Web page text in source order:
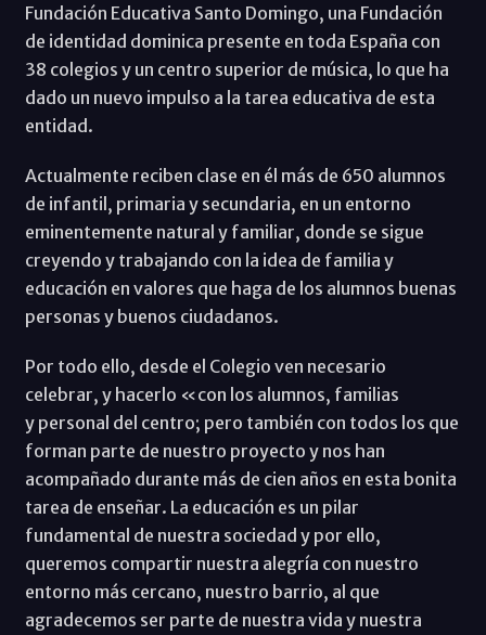
Fundación Educativa Santo Domingo, una Fundación
de identidad dominica presente en toda España con
38 colegios y un centro superior de música, lo que ha
dado un nuevo impulso a la tarea educativa de esta
entidad.
Actualmente reciben clase en él más de 650 alumnos
de infantil, primaria y secundaria, en un entorno
eminentemente natural y familiar, donde se sigue
creyendo y trabajando con la idea de familia y
educación en valores que haga de los alumnos buenas
personas y buenos ciudadanos.
Por todo ello, desde el Colegio ven necesario
celebrar, y hacerlo «con los alumnos, familias
y personal del centro; pero también con todos los que
forman parte de nuestro proyecto y nos han
acompañado durante más de cien años en esta bonita
tarea de enseñar. La educación es un pilar
fundamental de nuestra sociedad y por ello,
queremos compartir nuestra alegría con nuestro
entorno más cercano, nuestro barrio, al que
agradecemos ser parte de nuestra vida y nuestra